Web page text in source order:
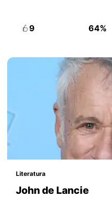
9 64%
Literatura
John de Lancie